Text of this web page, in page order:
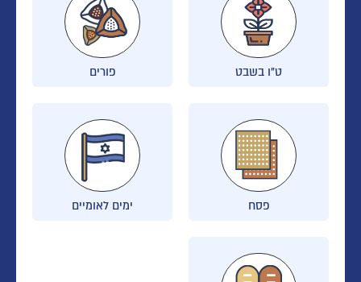
ט"ו בשבט פורים
פסח ימים לאומיים